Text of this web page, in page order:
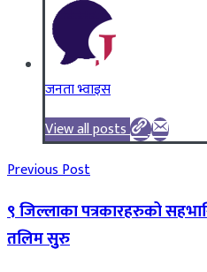
जनता भ्वाइस
View all posts
Previous Post
९ जिल्लाका पत्रकारहरुको
तलिम सुुरु